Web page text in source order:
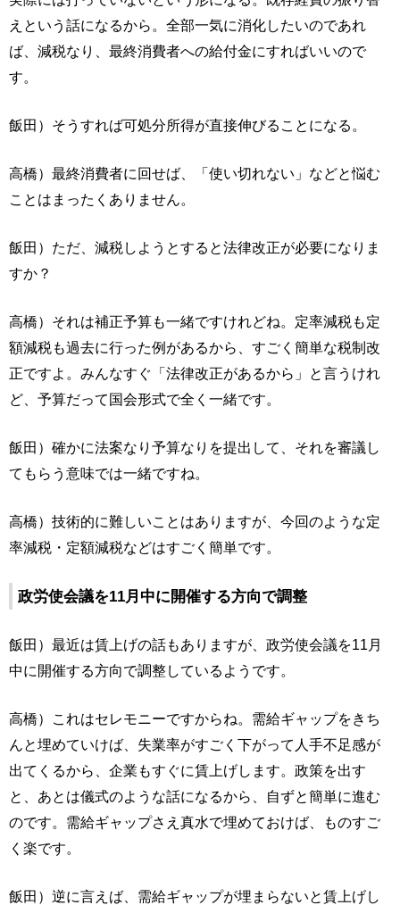
えという話になるから。全部一気に消化したいのであれ
ば、減税なり、最終消費者への給付金にすればいいので
す。
飯田）そうすれば可処分所得が直接伸びることになる。
高橋）最終消費者に回せば、「使い切れない」などと悩む
ことはまったくありません。
飯田）ただ、減税しようとすると法律改正が必要になりま
すか？
高橋）それは補正予算も一緒ですけれどね。定率減税も定
額減税も過去に行った例があるから、すごく簡単な税制改
正ですよ。みんなすぐ「法律改正があるから」と言うけれ
ど、予算だって国会形式で全く一緒です。
飯田）確かに法案なり予算なりを提出して、それを審議し
てもらう意味では一緒ですね。
高橋）技術的に難しいことはありますが、今回のような定
率減税・定額減税などはすごく簡単です。
政労使会議を11月中に開催する方向で調整
飯田）最近は賃上げの話もありますが、政労使会議を11月
中に開催する方向で調整しているようです。
高橋）これはセレモニーですからね。需給ギャップをきち
んと埋めていけば、失業率がすごく下がって人手不足感が
出てくるから、企業もすぐに賃上げします。政策を出す
と、あとは儀式のような話になるから、自ずと簡単に進む
のです。需給ギャップさえ真水で埋めておけば、ものすご
く楽です。
飯田）逆に言えば、需給ギャップが埋まらないと賃上げし